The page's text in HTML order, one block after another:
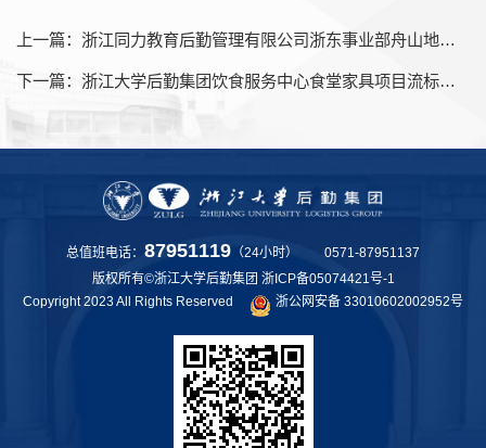
上一篇： 浙江同力教育后勤管理有限公司浙东事业部舟山地区鲜活海产品采购结果公示
下一篇： 浙江大学后勤集团饮食服务中心食堂家具项目流标公告
总值班电话： 87951119 （24小时） 0571-87951137
版权所有©浙江大学后勤集团 浙ICP备05074421号-1
Copyright 2023 All Rights Reserved
浙公网安备 33010602002952号